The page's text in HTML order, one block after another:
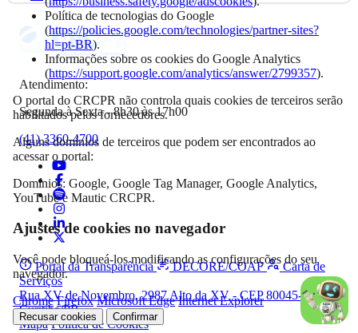
Atendimento:
Segunda à Sexta - 8h30 às 17h00
(41) 3360-4700
Portal da Transparência DECORE/COAF
Carta de
Serviços
Rua XV de Novembro, 2987 Alto da XV - CEP 80045-340,
Curitiba/PR
Mapa Política de Cookies
Política de tecnologias do Google
(https://policies.google.com/technologies/partner-sites?
hl=pt-BR).
Informações sobre os cookies do Google Analytics
(https://support.google.com/analytics/answer/2799357).
O portal do CRCPR não controla quais cookies de terceiros serão
habilitados pelos fornecedores.
Alguns domínios de terceiros que podem ser encontrados ao
acessar o portal:
Domínios: Google, Google Tag Manager, Google Analytics,
YouTube e Mautic CRCPR.
Ajustes de cookies no navegador
Você pode bloqueá-los modificando as configurações do seu
navegador.
Chrome Firefox Microsoft Edge Internet Explorer
Recusar cookies Confirmar